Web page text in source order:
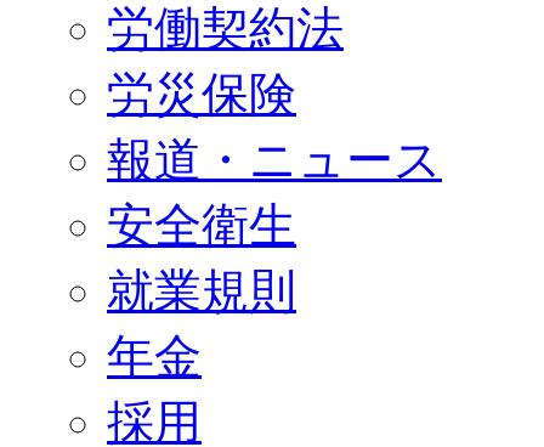
労働契約法
労災保険
報道・ニュース
安全衛生
就業規則
年金
採用